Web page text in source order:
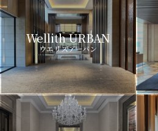
Wellith URBAN
ウエリスアーバン